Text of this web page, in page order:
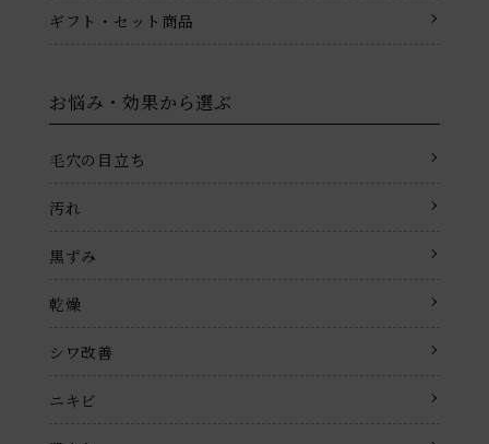
ギフト・セット商品
お悩み・効果から選ぶ
毛穴の目立ち
汚れ
黒ずみ
乾燥
シワ改善
ニキビ